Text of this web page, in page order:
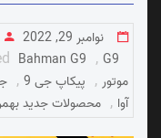
نوامبر 29, 2022
Bahman G9 , G9
موتور , پیکاپ جی 9 ,
آوا , محصولات جدید